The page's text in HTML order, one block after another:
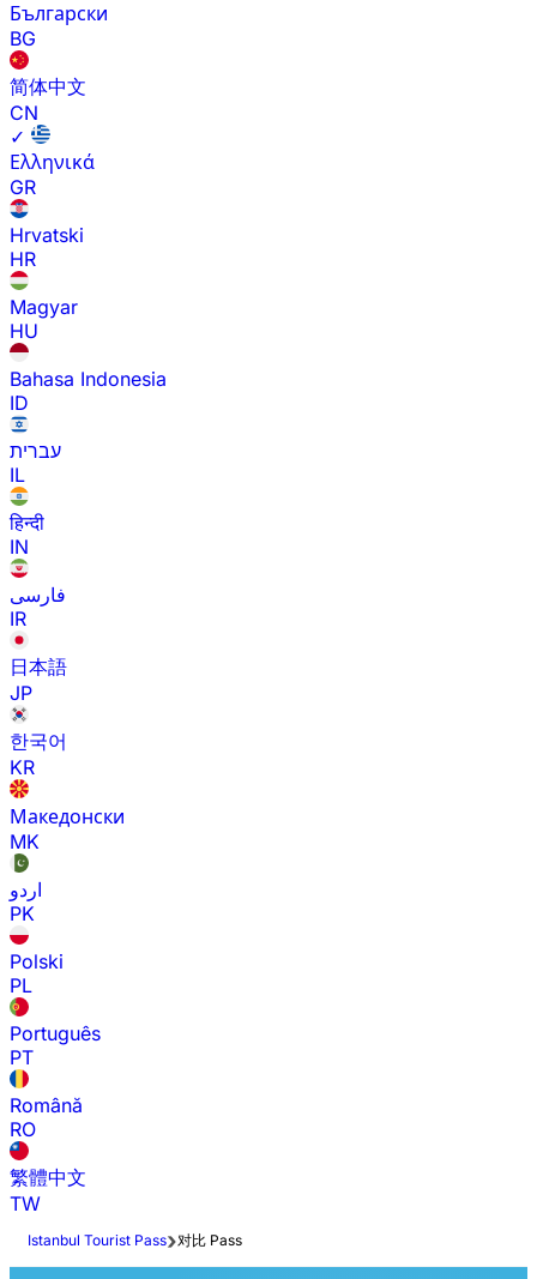
Български
BG
简体中文
CN
✓
Ελληνικά
GR
Hrvatski
HR
Magyar
HU
Bahasa Indonesia
ID
עברית
IL
हिन्दी
IN
فارسی
IR
日本語
JP
한국어
KR
Македонски
MK
اردو
PK
Polski
PL
Português
PT
Română
RO
繁體中文
TW
Istanbul Tourist Pass 对比 Pass